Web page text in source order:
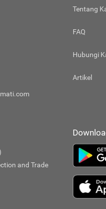
and Trade
Tentang
FAQ
Hubungi
Artikel